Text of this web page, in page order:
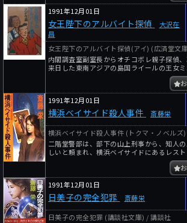
1991年12月01日
女王陛下のアルバイト探偵
大沢在
昌
女王陛下のアルバイト探偵(アイ) (広済堂文
内閣調査室副室長からオチコボレ親子探偵
来日した東南アジアの島国ライールの王女ミ
1991年12月01日
横浜ベイサイド殺人事件 斎藤栄
横浜ベイサイド殺人事件 (トクマ・ノベルズ
二階堂警部は、部下の山上刑事から、知人
しいと頼まれ、横浜ベイサイドにあるレスト
1991年12月01日
日美子の完全犯罪 斎藤栄
日美子の完全犯罪 (講談社文庫) / 講談社